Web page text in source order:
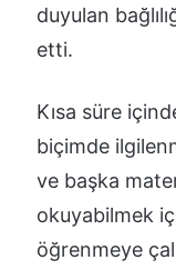
duyulan
etti.
Kısa süre
biçimde
ve başka
okuyabilmek
öğrenmeye